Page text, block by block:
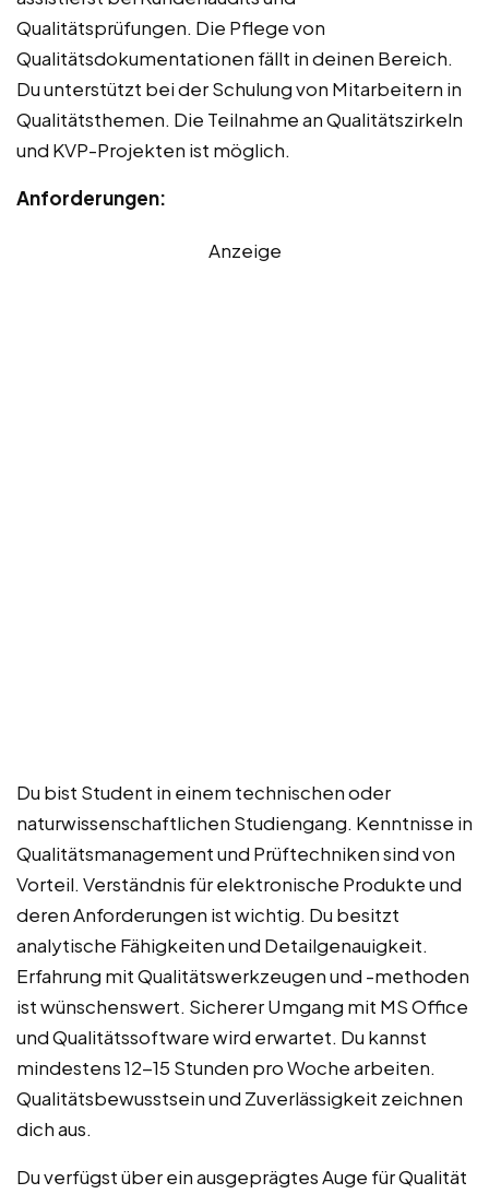
Qualitätsprüfungen. Die Pflege von
Qualitätsdokumentationen fällt in deinen Bereich.
Du unterstützt bei der Schulung von Mitarbeitern in
Qualitätsthemen. Die Teilnahme an Qualitätszirkeln
und KVP-Projekten ist möglich.
Anforderungen:
Anzeige
Du bist Student in einem technischen oder
naturwissenschaftlichen Studiengang. Kenntnisse in
Qualitätsmanagement und Prüftechniken sind von
Vorteil. Verständnis für elektronische Produkte und
deren Anforderungen ist wichtig. Du besitzt
analytische Fähigkeiten und Detailgenauigkeit.
Erfahrung mit Qualitätswerkzeugen und -methoden
ist wünschenswert. Sicherer Umgang mit MS Office
und Qualitätssoftware wird erwartet. Du kannst
mindestens 12-15 Stunden pro Woche arbeiten.
Qualitätsbewusstsein und Zuverlässigkeit zeichnen
dich aus.
Du verfügst über ein ausgeprägtes Auge für Qualität